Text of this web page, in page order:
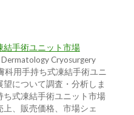
結手術ユニット市場
Cryosurgery
科用手持ち式凍結手術ユニ
について調査・分析しま
ち式凍結手術ユニット市場
、販売価格、市場シェ